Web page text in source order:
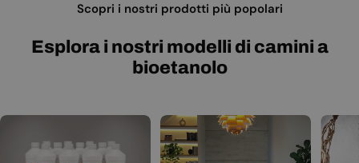
Scopri i nostri prodotti più popolari
Esplora i nostri modelli di camini a
bioetanolo